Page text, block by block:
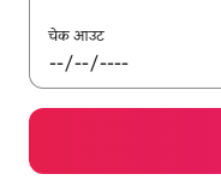
चेक आउट